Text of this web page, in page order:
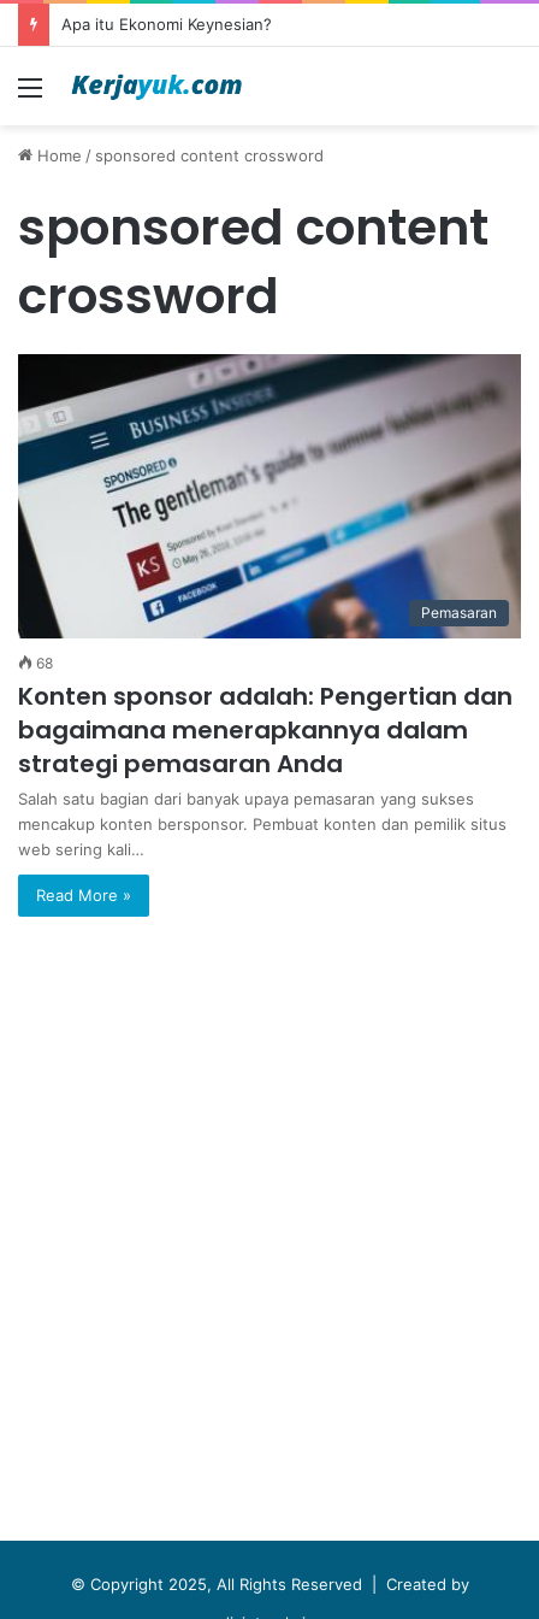
Apa itu Ekonomi Keynesian?
Menu
Home / sponsored content crossword
sponsored content
crossword
Pemasaran
68
Konten sponsor adalah: Pengertian dan
bagaimana menerapkannya dalam
strategi pemasaran Anda
Salah satu bagian dari banyak upaya pemasaran yang sukses
mencakup konten bersponsor. Pembuat konten dan pemilik situs
web sering kali…
Read More »
© Copyright 2025, All Rights Reserved | Created by